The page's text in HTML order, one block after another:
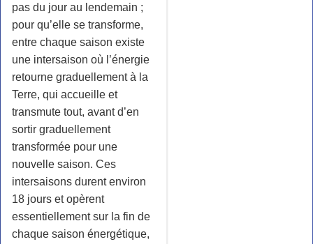
pas du jour au lendemain ;
pour qu’elle se transforme,
entre chaque saison existe
une intersaison où l’énergie
retourne graduellement à la
Terre, qui accueille et
transmute tout, avant d’en
sortir graduellement
transformée pour une
nouvelle saison. Ces
intersaisons durent environ
18 jours et opèrent
essentiellement sur la fin de
chaque saison énergétique,